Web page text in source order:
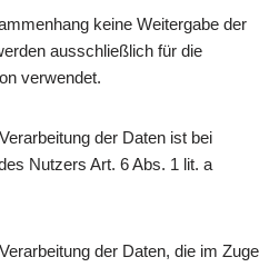
keine Weitergabe der
ausschließlich für die
verwendet.
der Daten ist bei
Nutzers Art. 6 Abs. 1 lit. a
der Daten, die im Zuge